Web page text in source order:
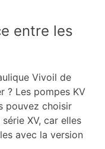
entre les
Vivoil de
? Les pompes KV
pouvez choisir
XV, car elles
avec la version